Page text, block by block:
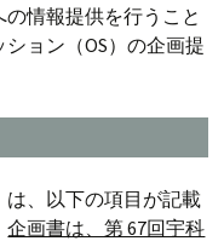
情報提供を行うこと
ョン（OS）の企画提
、以下の項目が記載
企画書は、第 67回宇科